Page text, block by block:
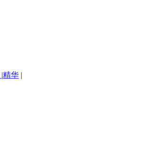
|精华 |